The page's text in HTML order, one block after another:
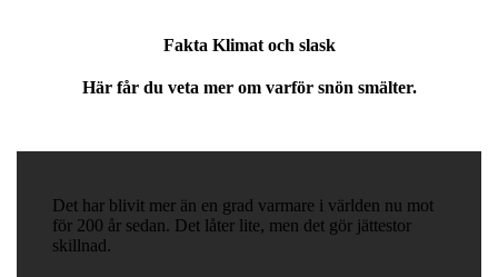
Fakta Klimat och slask
Här får du veta mer om varför snön smälter.
Det har blivit mer än en grad varmare i världen nu mot
för 200 år sedan. Det låter lite, men det gör jättestor
skillnad.